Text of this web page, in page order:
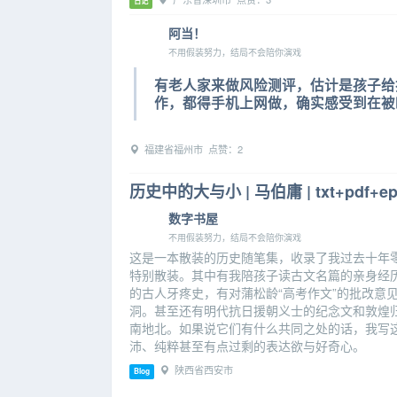
阿当！
不用假装努力，结局不会陪你演戏
有老人家来做风险测评，估计是孩子
作，都得手机上网做，确实感受到在被
福建省福州市 点赞：2
历史中的大与小 | 马伯庸 |
数字书屋
不用假装努力，结局不会陪你演戏
这是一本散装的历史随笔集，收录了我过去十年
特别散装。其中有我陪孩子读古文名篇的亲身经
的古人牙疼史，有对蒲松龄“高考作文”的批改意
洞。甚至还有明代抗日援朝义士的纪念文和敦煌
南地北。如果说它们有什么共同之处的话，我
沛、纯粹甚至有点过剩的表达欲与好奇心。
Blog 陕西省西安市